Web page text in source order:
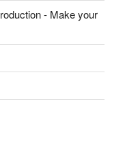
- Make your